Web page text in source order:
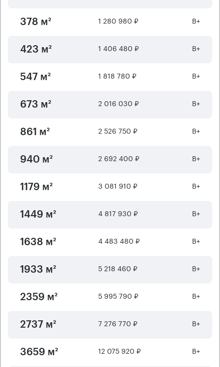
378 м² 1 280 980 ₽ B+
423 м² 1 406 480 ₽ B+
547 м² 1 818 780 ₽ B+
673 м² 2 016 030 ₽ B+
861 м² 2 526 750 ₽ B+
940 м² 2 692 400 ₽ B+
1179 м² 3 081 910 ₽ B+
1449 м² 4 817 930 ₽ B+
1638 м² 4 483 480 ₽ B+
1933 м² 5 218 460 ₽ B+
2359 м² 5 995 790 ₽ B+
2737 м² 7 276 770 ₽ B+
3659 м² 12 075 920 ₽ B+